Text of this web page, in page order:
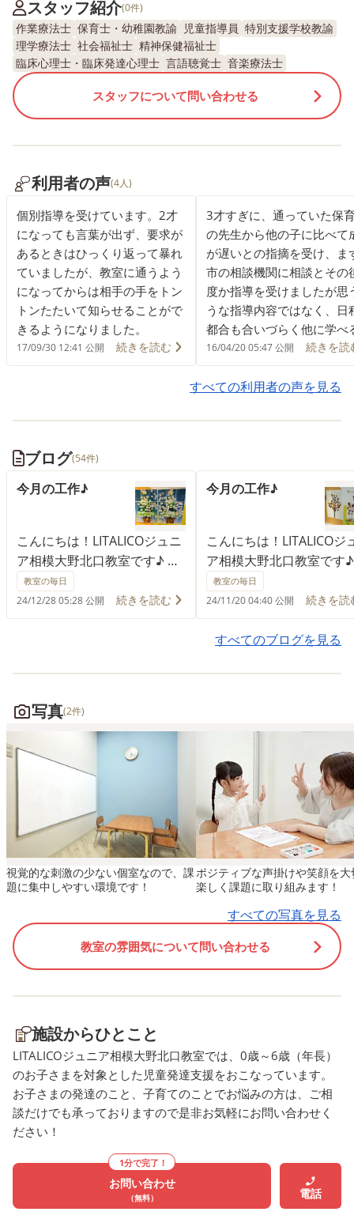
スタッフ紹介(0件)
作業療法士 保育士・幼稚園教諭 児童指導員 特別支援学校教諭
理学療法士 社会福祉士 精神保健福祉士
臨床心理士・臨床発達心理士 言語聴覚士 音楽療法士
スタッフについて問い合わせる
利用者の声(4人)
個別指導を受けています。2才
になっても言葉が出ず、要求が
あるときはひっくり返って暴れ
ていましたが、教室に通うよう
になってからは相手の手をトン
トンたたいて知らせることがで
きるようになりました。
17/09/30 12:41 公開 続きを読む
3才すぎに、通っていた保
の先生から他の子に比べて
が遅いとの指摘を受け、ま
市の相談機関に相談とその
度か指導を受けましたが思
うな指導内容ではなく、日
都合も合いづらく他に学べ
はないかと児童相談所に相
た所こちらを紹介されま
療育を利用して、もうじき
での1年の中で1番成長が伸
思っている事が言葉ができ
子供自身ももどかしさから
あたってしまったり泣いて
ったりが多く、親である私
も対応に困っていました。
が表現できるように成長し
によって、子供も私も気持
1番の大きな変化です。 月
日〜金曜日まで仕事をして
ので子供も夕方まで保育園
すが、通う前の様に休みの
たりするのが出来なくなっ
まい、時々親子共々「疲れ
まったな」と思うことがあ
す。子供も短時間ですが集
必要になってくるので、疲
がででしまう事があります
16/04/20 05:47 公開 続きを読
すべての利用者の声を見る
ブログ(54件)
今月の工作♪
こんにちは！LITALICOジュニ
ア相模大野北口教室です♪
【クリスマス工作】 みなさん
のところにサンタさんは来ま
したか？ 今月は週替わりで
の1つが写真で紹介していま
す、全曜日のお子様で完成さ
せたクリスマスツリーです🎄
様々なオーナメントに色を塗
って好きなところに貼ってい
きました。 当初はツリー1枚
メントが集まり、急遽2枚目
も用意しました💦 クリスマス
当日まで教室の壁を彩ってく
れました✨ 今年も残りわずか
となりました。 みなさま、ど
いお年をお迎えください！
∽∽∽∽∽∽∽∽∽∽∽∽∽∽∽∽∽∽∽
＼2024年度ご利用者待機登
録募集中！／ ご利用や体験授
し込み順に、 順次おこなって
参ります。 ※通いたい曜日・
お時間帯、お子さまとクラス
のマッチング等によりご案内
が難しい場合、 定員に達した
場合には体験授業やご利用を
お待ちいただくことがござい
ます。 ＼まずはご相談から
でもOK！／ お気軽にお問い
合わせください！ 新規のご利
教室の毎日
24/12/28 05:28 公開 続きを読む
今月の工作♪
こんにちは！LITALICOジ
ア相模大野北口教室です
【どんぐり】 11月は各
お子様でそれぞれどんぐ
製作し、廊下に貼られた
順番に貼っていきました
りたち✨ 一週間かけて、
ます。 ・クレヨンで塗る
ペットボトルの蓋に滑り
シートを付けてスタンプ
たものに絵の具をつけて
→網のような模様になり
😊 急に気温が下がって
を崩しやすい時期かと思
すが、どうぞ暖かくして
ごしくださいね♫
＼2024年度ご利用者待
録募集中！／ ご利用や体
業のご案内については、
お時間帯、お子さまとク
のマッチング等によりご
が難しい場合、 定員に達
場合には体験授業やご利
でもOK！／ お気軽にお
合わせください！ 新規の
用に関するお問い合わせ
教室の毎日
24/11/20 04:40 公開 続きを読
すべてのブログを見る
写真(2件)
視覚的な刺激の少ない個室なので、課
題に集中しやすい環境です！
ポジティブな声掛けや笑顔を大
楽しく課題に取り組みます！
すべての写真を見る
教室の雰囲気について問い合わせる
施設からひとこと
LITALICOジュニア相模大野北口教室では、0歳～6歳（年長）
のお子さまを対象とした児童発達支援をおこなっています。
お子さまの発達のこと、子育てのことでお悩みの方は、ご相
談だけでも承っておりますので是非お気軽にお問い合わせく
ださい！
1分で完了！
お問い合わせ
（無料） 電話